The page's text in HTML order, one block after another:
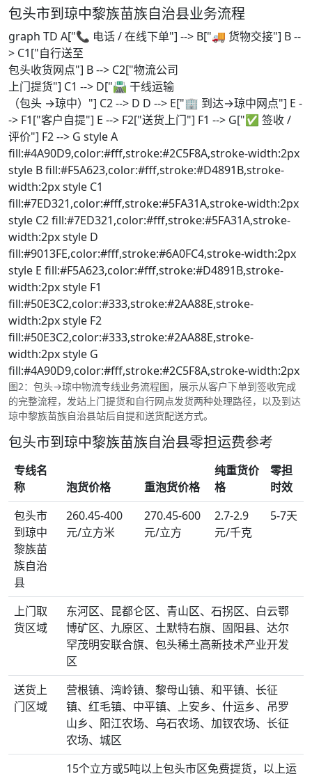
包头市到琼中黎族苗族自治县业务流程
graph TD A["📞 电话 / 在线下单"] --> B["🚚 货物交接"] B --
> C1["自行送至
包头收货网点"] B --> C2["物流公司
上门提货"] C1 --> D["🛣️ 干线运输
（包头 →琼中）"] C2 --> D D --> E["🏢 到达→琼中网点"] E -
-> F1["客户自提"] E --> F2["送货上门"] F1 --> G["✅ 签收 /
评价"] F2 --> G style A
fill:#4A90D9,color:#fff,stroke:#2C5F8A,stroke-width:2px
style B fill:#F5A623,color:#fff,stroke:#D4891B,stroke-
width:2px style C1
fill:#7ED321,color:#fff,stroke:#5FA31A,stroke-width:2px
style C2 fill:#7ED321,color:#fff,stroke:#5FA31A,stroke-
width:2px style D
fill:#9013FE,color:#fff,stroke:#6A0FC4,stroke-width:2px
style E fill:#F5A623,color:#fff,stroke:#D4891B,stroke-
width:2px style F1
fill:#50E3C2,color:#333,stroke:#2AA88E,stroke-
width:2px style F2
fill:#50E3C2,color:#333,stroke:#2AA88E,stroke-
width:2px style G
fill:#4A90D9,color:#fff,stroke:#2C5F8A,stroke-width:2px
图2：包头→琼中物流专线业务流程图，展示从客户下单到签收完成
的完整流程，发站上门提货和自行网点发货两种处理路径，以及到达
琼中黎族苗族自治县站后自提和送货配送方式。
包头市到琼中黎族苗族自治县零担运费参考
专线名
称
泡货价格 重泡货价格
纯重货价
格
零担
时效
包头市
到琼中
黎族苗
族自治
县
260.45-400
元/立方米
270.45-600
元/立方
2.7-2.9
元/千克
5-7天
上门取
货区域
东河区、昆都仑区、青山区、石拐区、白云鄂
博矿区、九原区、土默特右旗、固阳县、达尔
罕茂明安联合旗、包头稀土高新技术产业开发
区
送货上
门区域
营根镇、湾岭镇、黎母山镇、和平镇、长征
镇、红毛镇、中平镇、上安乡、什运乡、吊罗
山乡、阳江农场、乌石农场、加钗农场、长征
农场、城区
15个立方或5吨以上包头市区免费提货，以上运